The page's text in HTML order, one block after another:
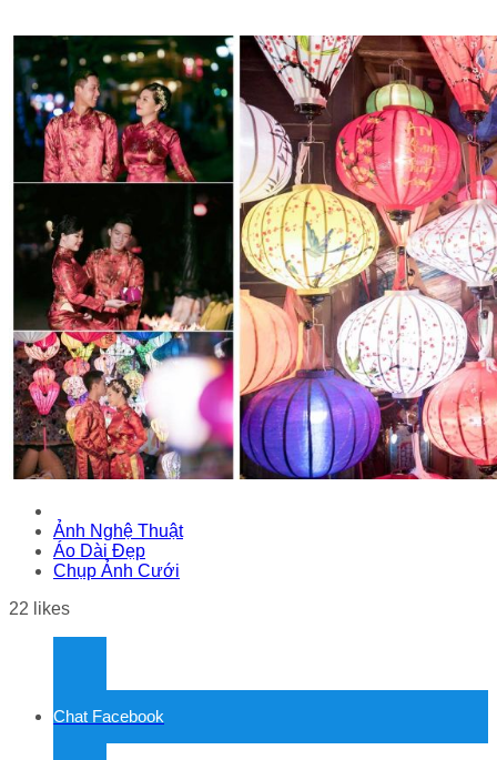
Ảnh Nghệ Thuật
Áo Dài Đẹp
Chụp Ảnh Cưới
22 likes
Chat Facebook